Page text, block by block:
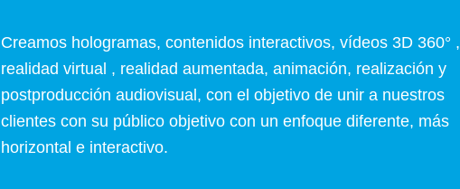
Creamos hologramas, contenidos interactivos, vídeos 3D 360° ,
realidad virtual , realidad aumentada, animación, realización y
postproducción audiovisual, con el objetivo de unir a nuestros
clientes con su público objetivo con un enfoque diferente, más
horizontal e interactivo.